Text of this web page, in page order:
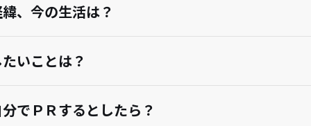
、今の生活は？
いことは？
でＰＲするとしたら？